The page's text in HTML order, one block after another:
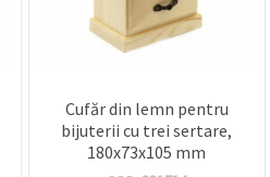
Cufăr din lemn pentru
bijuterii cu trei sertare,
180x73x105 mm